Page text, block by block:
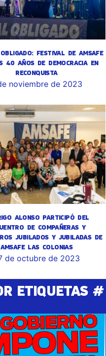
FESTIVAL DE AMSAFE
40 AÑOS DE DEMOCRACIA EN
RECONQUISTA
noviembre de 2023
ALONSO PARTICIPÓ DEL
DE COMPAÑERAS Y
JUBILADOS Y JUBILADAS DE
AMSAFE LAS COLONIAS
de octubre de 2023
ETIQUETAS #